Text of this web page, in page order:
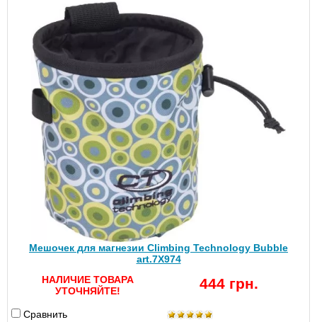
Мешочек для магнезии Climbing Technology Bubble
art.7X974
НАЛИЧИЕ ТОВАРА
УТОЧНЯЙТЕ!
444 грн.
Сравнить